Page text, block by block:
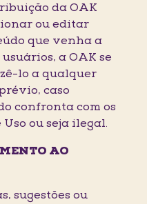
da OAK
ou editar
que venha a
a OAK se
lo a qualquer
caso
confronta com os
Uso ou seja ilegal.
AO
sugestões ou